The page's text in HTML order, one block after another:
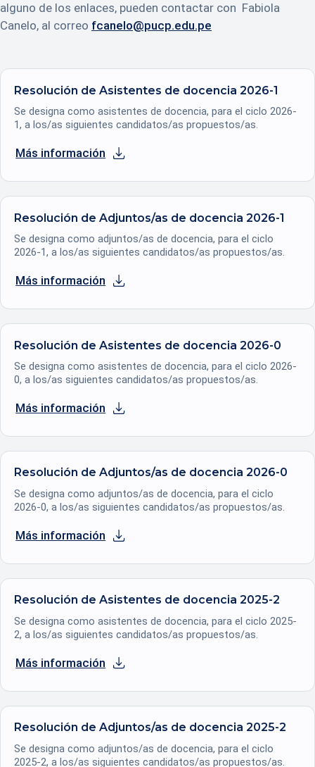
alguno de los enlaces, pueden contactar con Fabiola
Canelo, al correo fcanelo@pucp.edu.pe
Resolución de Asistentes de docencia 2026-1
Se designa como asistentes de docencia, para el ciclo 2026-
1, a los/as siguientes candidatos/as propuestos/as.
Más informaciónse abre en una nueva pestaña
Resolución de Adjuntos/as de docencia 2026-1
Se designa como adjuntos/as de docencia, para el ciclo
2026-1, a los/as siguientes candidatos/as propuestos/as.
Más informaciónse abre en una nueva pestaña
Resolución de Asistentes de docencia 2026-0
Se designa como asistentes de docencia, para el ciclo 2026-
0, a los/as siguientes candidatos/as propuestos/as.
Más informaciónse abre en una nueva pestaña
Resolución de Adjuntos/as de docencia 2026-0
Se designa como adjuntos/as de docencia, para el ciclo
2026-0, a los/as siguientes candidatos/as propuestos/as.
Más informaciónse abre en una nueva pestaña
Resolución de Asistentes de docencia 2025-2
Se designa como asistentes de docencia, para el ciclo 2025-
2, a los/as siguientes candidatos/as propuestos/as.
Más informaciónse abre en una nueva pestaña
Resolución de Adjuntos/as de docencia 2025-2
Se designa como adjuntos/as de docencia, para el ciclo
2025-2, a los/as siguientes candidatos/as propuestos/as.